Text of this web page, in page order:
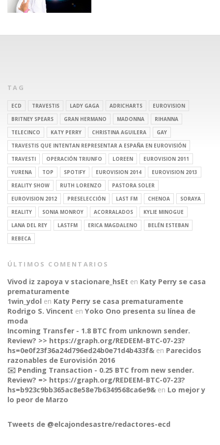
CONNECT
TAG
ECD TRAVESTIS LADY GAGA ADRICHARTS
EUROVISION
BRITNEY SPEARS
GRAN HERMANO MADONNA
RIHANNA
TELECINCO
KATY PERRY CHRISTINA AGUILERA
GAY
TRAVESTIS QUE INTENTAN REPRESENTAR A ESPAÑA EN EUROVISIÓN
TRAVESTI
OPERACIÓN TRIUNFO LOREEN
EUROVISION 2011
YURENA
TOP SPOTIFY EUROVISION 2014
EUROVISION 2013
REALITY SHOW
RUTH LORENZO
PASTORA SOLER
EUROVISION 2012
PRESELECCIÓN LAST FM CHENOA
SORAYA
REALITY
SONIA MONROY ACORRALADOS
KYLIE MINOGUE
LANA DEL REY
LASTFM ERICA MAGDALENO
BELÉN ESTEBAN
REBECA
ÚLTIMOS COMENTARIOS
Vivod iz zapoya v stacionare_hsEt en Katy Perry se casa
prematuramente
1win_ydol en Katy Perry se casa prematuramente
Rodrigo S. Vincent en Yoko Ono presenta su línea de
moda
Incoming Transfer - 1.8 BTC from unknown sender.
Review? >> https://graph.org/REDEEM-BTC-07-23?
hs=0e0f23f36a24d796ed24b0e71d4b433f& en Parecidos
razonables de Eurovisión 2016
✉️ Pending Transaction - 0.25 BTC from new sender.
Review? => https://graph.org/REDEEM-BTC-07-23?
hs=b923c9bb365ac8e58e7b6349568ca6e9& en Lo mejor y
lo peor de Marzo
Tweets de @elcajondesastre/redactores-ecd